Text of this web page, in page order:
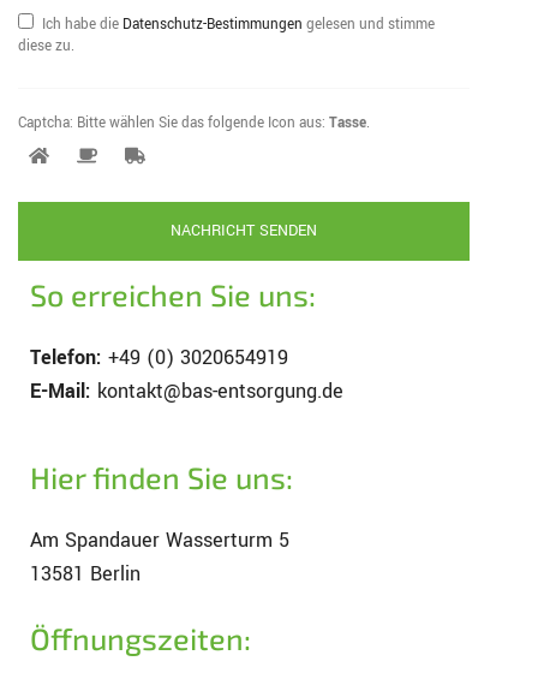
Ich habe die Datenschutz-Bestimmungen gelesen und stimme
diese zu.
Captcha: Bitte wählen Sie das folgende Icon aus: Tasse.
So erreichen Sie uns:
Telefon: +49 (0) 3020654919
E-Mail: kontakt@bas-entsorgung.de
Hier finden Sie uns:
Am Spandauer Wasserturm 5
13581 Berlin
Öffnungszeiten: